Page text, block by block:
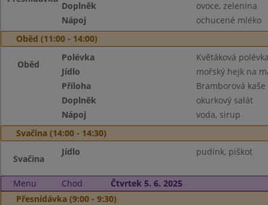
Doplněk
ovoce, zelenina
Nápoj
ochucené mléko
Oběd (11:00 - 14:00)
Oběd
Polévka
Květáková
Jídlo
mořský hejk na
Příloha
Bramborová kaše
Doplněk
okurkový salát
Nápoj
voda, sirup
Svačina (14:00 - 14:30)
Svačina
Jídlo pudink, piškot
Menu Chod
Čtvrtek 5. 6. 2025
Přesnídávka (9:00 - 9:30)